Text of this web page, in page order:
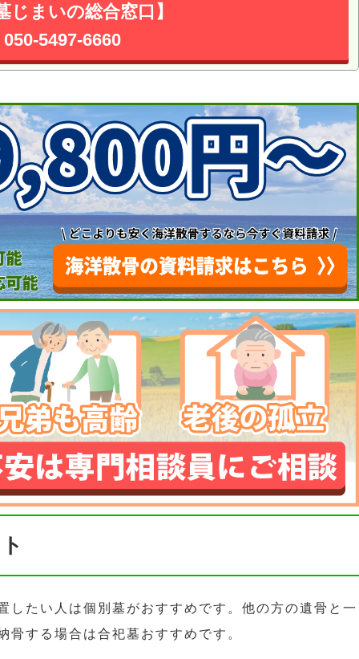
じまいの総合窓口】
050-5497-6660
したい人は個別墓がおすすめです。他の方の遺骨と一
骨する場合は合祀墓おすすめです。